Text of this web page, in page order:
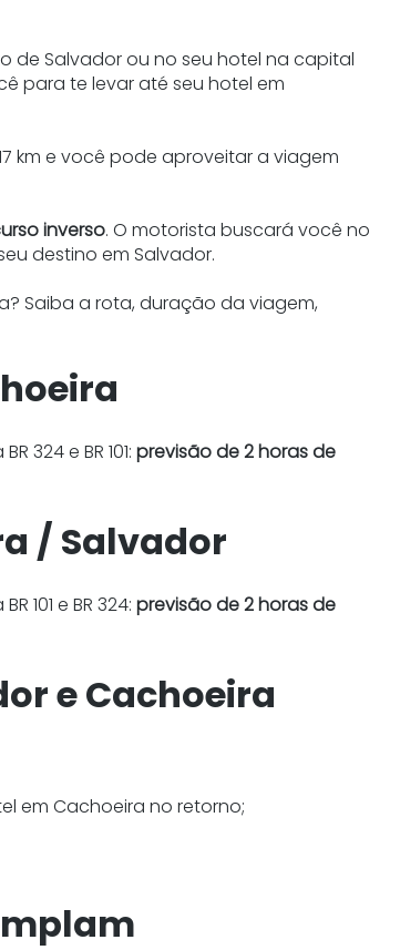
de Salvador ou no seu hotel na capital
para te levar até seu hotel em
km e você pode aproveitar a viagem
inverso. O motorista buscará você no
destino em Salvador.
Saiba a rota, duração da viagem,
324 e BR 101: previsão de 2 horas de
/ Salvador
101 e BR 324: previsão de 2 horas de
e Cachoeira
em Cachoeira no retorno;